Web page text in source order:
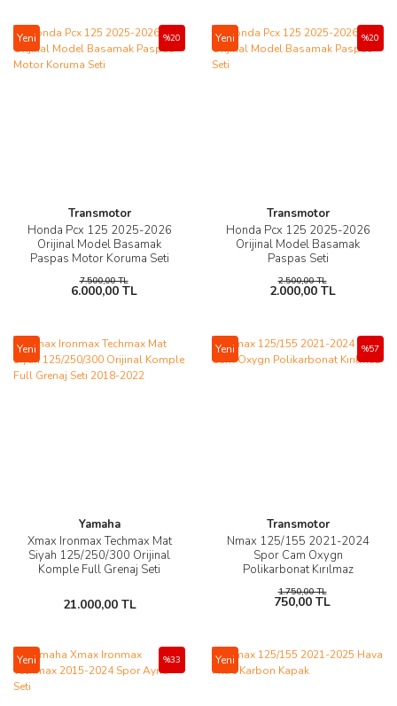
Yeni
Transmotor
Honda Pcx 125 2025-2026
Orijinal Model Basamak
Paspas Motor Koruma Seti
%20
7.500,00 TL
6.000,00 TL
Yeni
Transmotor
Honda Pcx 125 2025-2026
Orijinal Model Basamak
Paspas Seti
%20
2.500,00 TL
2.000,00 TL
Yeni
Yamaha
Xmax Ironmax Techmax Mat
Siyah 125/250/300 Orijinal
Komple Full Grenaj Seti
21.000,00 TL
Yeni
Transmotor
Nmax 125/155 2021-2024
Spor Cam Oxygn
Polikarbonat Kırılmaz
%57
1.750,00 TL
750,00 TL
Yeni %33 Yeni